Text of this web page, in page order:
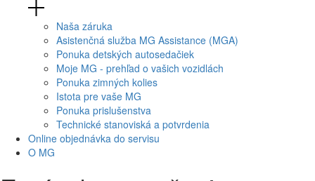
Naša záruka
Asistenčná služba MG Assistance (MGA)
Ponuka detských autosedačiek
Moje MG - prehľad o vašich vozidlách
Ponuka zimných kolies
Istota pre vaše MG
Ponuka prislušenstva
Technické stanoviská a potvrdenia
Online objednávka do servisu
O MG